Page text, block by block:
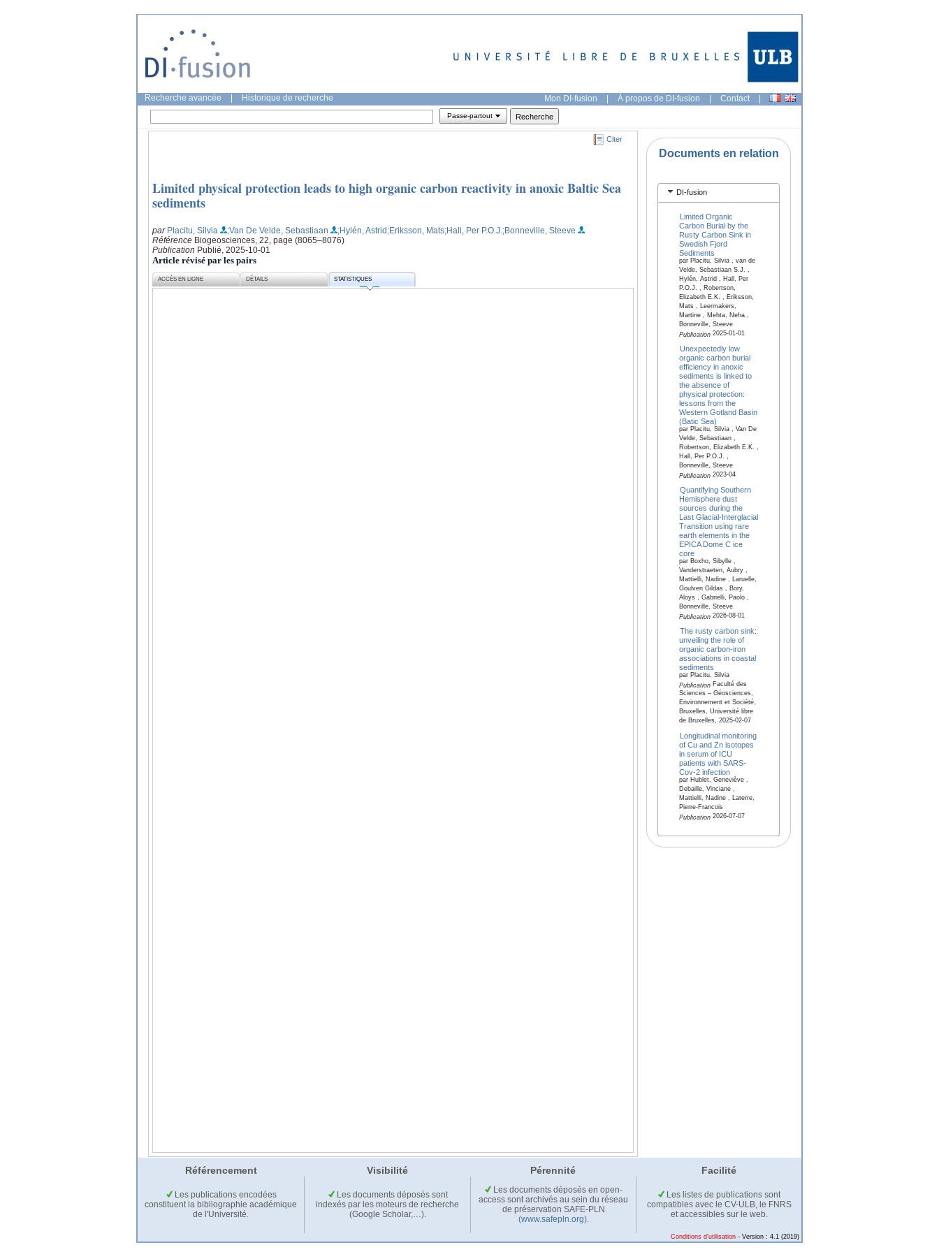
Recherche avancée Historique de recherche Mon DI-fusion | À propos de DI-fusion | Contact |
Passe-partout
Citer
Limited physical protection leads to high organic carbon reactivity in anoxic Baltic Sea
sediments
par Placitu, Silvia ;Van De Velde, Sebastiaan ;Hylén, Astrid;Eriksson, Mats;Hall, Per P.O.J. ;Bonneville, Steeve
Référence Biogeosciences, 22, page (8065–8076)
Publication Publié, 2025-10-01
Article révisé par les pairs
ACCÈS EN LIGNE DÉTAILS STATISTIQUES
Documents en relation
DI-fusion
Limited Organic
Carbon Burial by the
Rusty Carbon Sink in
Swedish Fjord
Sediments
par Placitu, Silvia , van de
Velde, Sebastiaan S.J. ,
Hylén, Astrid , Hall, Per
P.O.J. , Robertson,
Elizabeth E.K. , Eriksson,
Mats , Leermakers,
Martine , Mehta, Neha ,
Bonneville, Steeve
Publication2025-01-01
Unexpectedly low
organic carbon burial
efficiency in anoxic
sediments is linked to
the absence of
physical protection:
lessons from the
Western Gotland Basin
(Batic Sea)
par Placitu, Silvia , Van De
Velde, Sebastiaan ,
Robertson, Elizabeth E.K. ,
Hall, Per P.O.J. ,
Bonneville, Steeve
Publication2023-04
Quantifying Southern
Hemisphere dust
sources during the
Last Glacial-Interglacial
Transition using rare
earth elements in the
EPICA Dome C ice
core
par Boxho, Sibylle ,
Vanderstraeten, Aubry ,
Mattielli, Nadine , Laruelle,
Goulven Gildas , Bory,
Aloys , Gabrielli, Paolo ,
Bonneville, Steeve
Publication2026-08-01
The rusty carbon sink:
unveiling the role of
organic carbon-iron
associations in coastal
sediments
par Placitu, Silvia
PublicationFaculté des
Sciences – Géosciences,
Environnement et Société,
Bruxelles, Université libre
de Bruxelles, 2025-02-07
Longitudinal monitoring
of Cu and Zn isotopes
in serum of ICU
patients with SARS-
Cov-2 infection
par Hublet, Geneviève ,
Debaille, Vinciane ,
Mattielli, Nadine , Laterre,
Pierre-Francois
Publication2026-07-07
Référencement Visibilité Pérennité Facilité
Les publications encodées
constituent la bibliographie académique
de l'Université.
Les documents déposés sont
indexés par les moteurs de recherche
(Google Scholar,…).
Les documents déposés en open-
access sont archivés au sein du réseau
de préservation SAFE-PLN
(www.safepln.org).
Les listes de publications sont
compatibles avec le CV-ULB, le FNRS
et accessibles sur le web.
Conditions d'utilisation - Version : 4.1 (2019)